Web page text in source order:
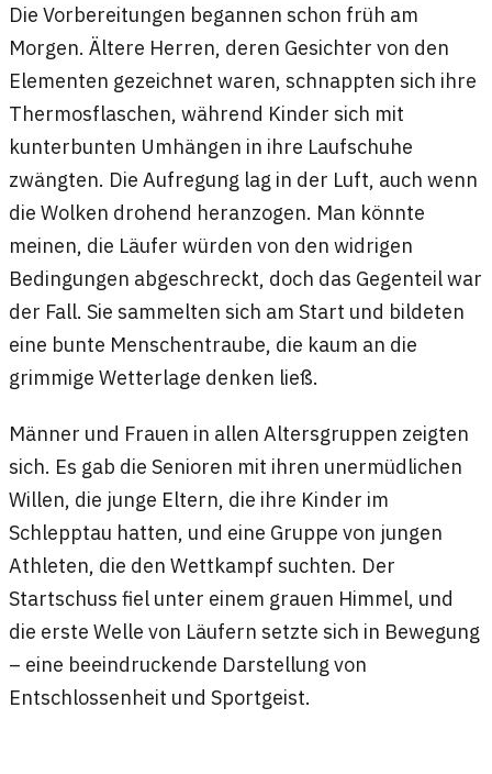
Die Vorbereitungen begannen schon früh am
Morgen. Ältere Herren, deren Gesichter von den
Elementen gezeichnet waren, schnappten sich ihre
Thermosflaschen, während Kinder sich mit
kunterbunten Umhängen in ihre Laufschuhe
zwängten. Die Aufregung lag in der Luft, auch wenn
die Wolken drohend heranzogen. Man könnte
meinen, die Läufer würden von den widrigen
Bedingungen abgeschreckt, doch das Gegenteil war
der Fall. Sie sammelten sich am Start und bildeten
eine bunte Menschentraube, die kaum an die
grimmige Wetterlage denken ließ.
Männer und Frauen in allen Altersgruppen zeigten
sich. Es gab die Senioren mit ihren unermüdlichen
Willen, die junge Eltern, die ihre Kinder im
Schlepptau hatten, und eine Gruppe von jungen
Athleten, die den Wettkampf suchten. Der
Startschuss fiel unter einem grauen Himmel, und
die erste Welle von Läufern setzte sich in Bewegung
– eine beeindruckende Darstellung von
Entschlossenheit und Sportgeist.